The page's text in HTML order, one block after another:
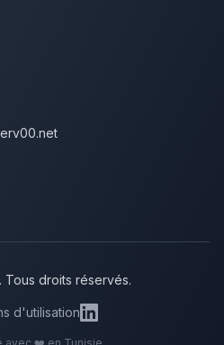
. Tous droits réservés.
d'utilisation